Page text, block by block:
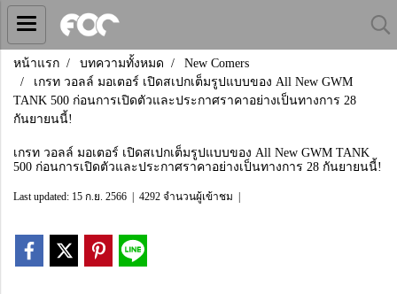
หน้าแรก บทความทั้งหมด
New Comers
เกรท วอลล์ มอเตอร์ เปิดสเปกเต็มรูปแบบของ All New GWM
TANK 500 ก่อนการเปิดตัวและประกาศราคาอย่างเป็นทางการ 28
กันยายนนี้!
เกรท วอลล์ มอเตอร์ เปิดสเปกเต็มรูปแบบของ All New GWM TANK
500 ก่อนการเปิดตัวและประกาศราคาอย่างเป็นทางการ 28 กันยายนนี้!
Last updated: 15 ก.ย. 2566 4292 จำนวนผู้เข้าชม